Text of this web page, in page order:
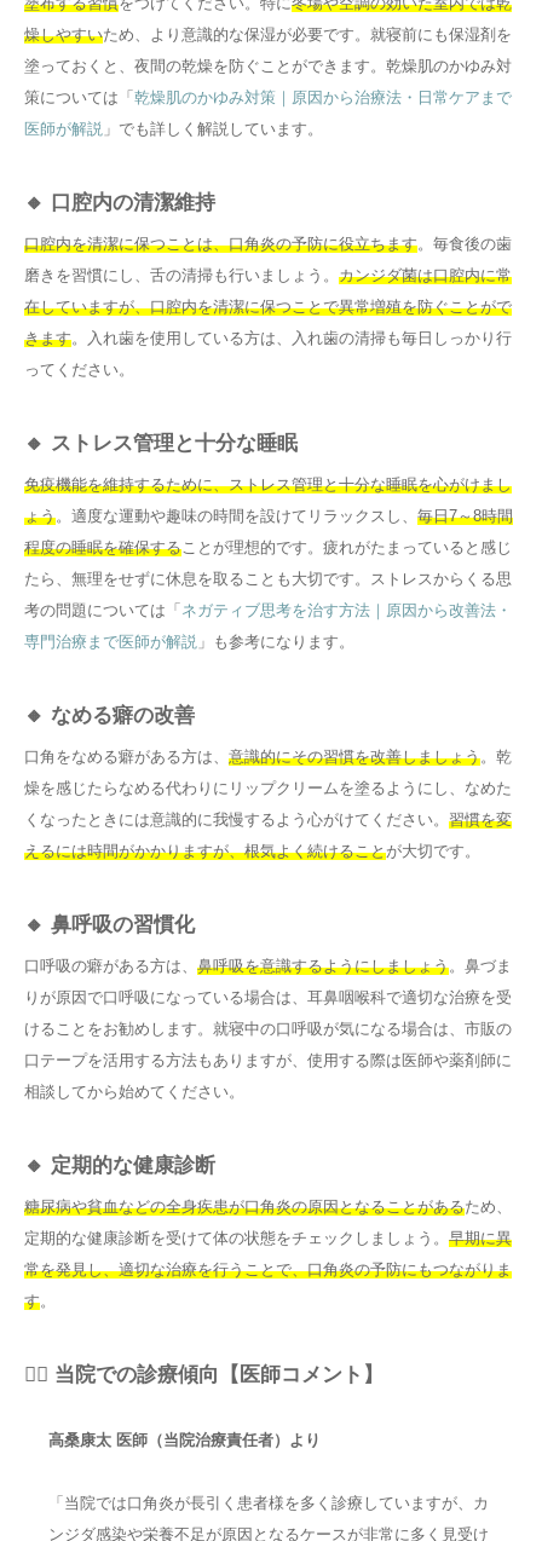
燥しやすいため、より意識的な保湿が必要です。就寝前にも保湿剤を
塗っておくと、夜間の乾燥を防ぐことができます。乾燥肌のかゆみ対
策については「 乾燥肌のかゆみ対策｜原因から治療法・日常ケアまで
医師が解説 」でも詳しく解説しています。
🔸 口腔内の清潔維持
口腔内を清潔に保つことは、口角炎の予防に役立ちます。毎食後の歯
磨きを習慣にし、舌の清掃も行いましょう。 カンジダ菌は口腔内に常
在していますが、口腔内を清潔に保つことで異常増殖を防ぐことがで
きます。入れ歯を使用している方は、入れ歯の清掃も毎日しっかり行
ってください。
🔸 ストレス管理と十分な睡眠
免疫機能を維持するために、ストレス管理と十分な睡眠を心がけまし
ょう。適度な運動や趣味の時間を設けてリラックスし、 毎日7～8時間
程度の睡眠を確保することが理想的です。疲れがたまっていると感じ
たら、無理をせずに休息を取ることも大切です。ストレスからくる思
考の問題については「 ネガティブ思考を治す方法｜原因から改善法・
専門治療まで医師が解説 」も参考になります。
🔸 なめる癖の改善
口角をなめる癖がある方は、 意識的にその習慣を改善しましょう。乾
燥を感じたらなめる代わりにリップクリームを塗るようにし、なめた
くなったときには意識的に我慢するよう心がけてください。 習慣を変
えるには時間がかかりますが、根気よく続けることが大切です。
🔸 鼻呼吸の習慣化
口呼吸の癖がある方は、 鼻呼吸を意識するようにしましょう。鼻づま
りが原因で口呼吸になっている場合は、耳鼻咽喉科で適切な治療を受
けることをお勧めします。就寝中の口呼吸が気になる場合は、市販の
口テープを活用する方法もありますが、使用する際は医師や薬剤師に
相談してから始めてください。
🔸 定期的な健康診断
糖尿病や貧血などの全身疾患が口角炎の原因となることがあるため、
定期的な健康診断を受けて体の状態をチェックしましょう。 早期に異
常を発見し、適切な治療を行うことで、口角炎の予防にもつながりま
す。
👨‍⚕️ 当院での診療傾向【医師コメント】
高桑康太 医師（当院治療責任者）より
「当院では口角炎が長引く患者様を多く診療していますが、カ
ンジダ感染や栄養不足が原因となるケースが非常に多く見受け